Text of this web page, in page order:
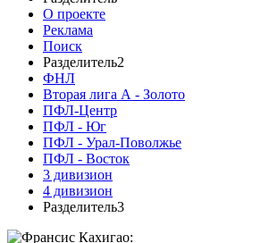
О проекте
Реклама
Поиск
Разделитель2
ФНЛ
Вторая лига А - Золото
ПФЛ-Центр
ПФЛ - Юг
ПФЛ - Урал-Поволжье
ПФЛ - Восток
3 дивизион
4 дивизион
Разделитель3